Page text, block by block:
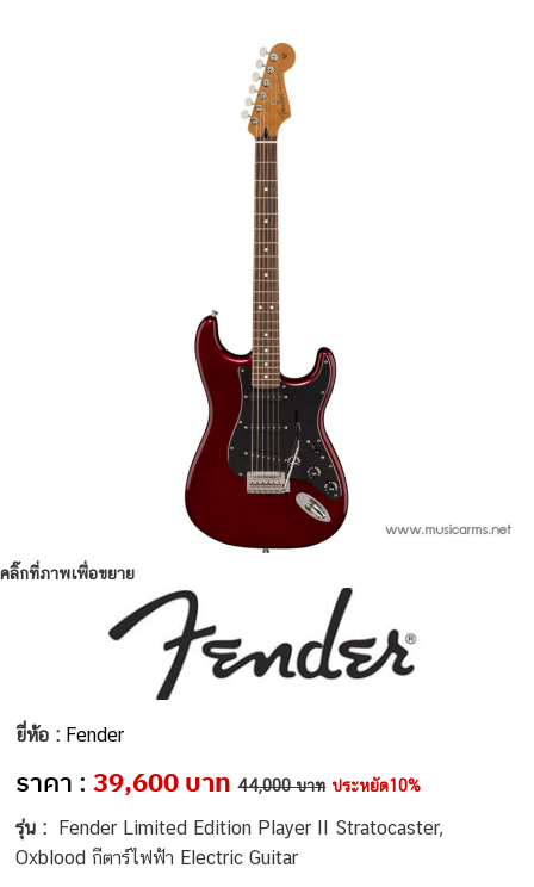
คลิ๊กที่ภาพเพื่อขยาย
ยี่ห้อ : Fender
ราคา :39,600 บาท 44,000 บาท ประหยัด10%
รุ่น :
Fender Limited Edition Player II Stratocaster,
Oxblood กีตาร์ไฟฟ้า Electric Guitar